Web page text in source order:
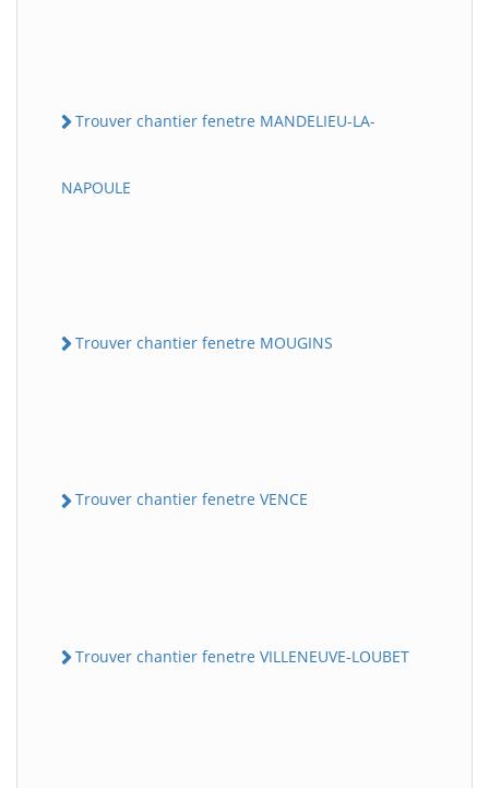
Trouver chantier fenetre MANDELIEU-LA-
NAPOULE
Trouver chantier fenetre MOUGINS
Trouver chantier fenetre VENCE
Trouver chantier fenetre VILLENEUVE-LOUBET